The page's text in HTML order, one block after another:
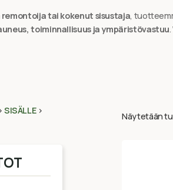
tai kokenut sisustaja,
toiminnallisuus ja ympäristövastuu
> SISÄLLE>
Näytetään